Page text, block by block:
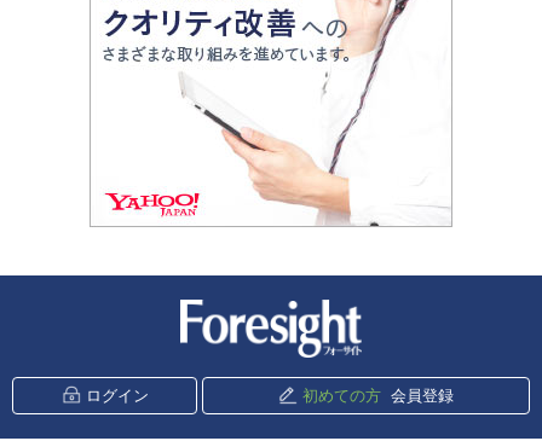
ログイン 初めての方 会員登録